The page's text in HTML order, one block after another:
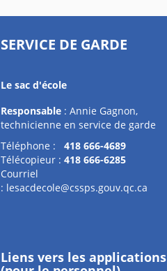
SERVICE DE GARDE
Le sac d'école
Responsable : Annie Gagnon,
technicienne en service de garde
Téléphone :
418 666-4689
Télécopieur : 418 666-6285
Courriel
: lesacdecole@cssps.gouv.qc.ca
Liens vers les applications